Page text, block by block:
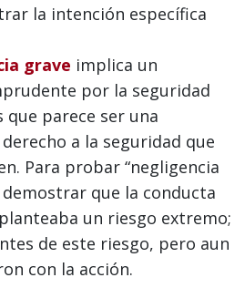
la intención específica
grave implica un
por la seguridad
que parece ser una
a la seguridad que
Para probar “negligencia
demostrar que la conducta
un riesgo extremo;
de este riesgo, pero aun
con la acción.